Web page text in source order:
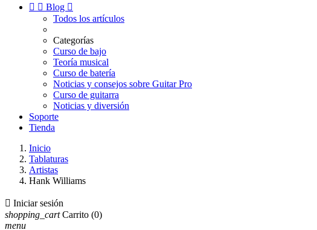
  Blog 
Todos los artículos
Categorías
Curso de bajo
Teoría musical
Curso de batería
Noticias y consejos sobre Guitar Pro
Curso de guitarra
Noticias y diversión
Soporte
Tienda
Inicio
Tablaturas
Artistas
Hank Williams
 Iniciar sesión
shopping_cart Carrito (0)
menu